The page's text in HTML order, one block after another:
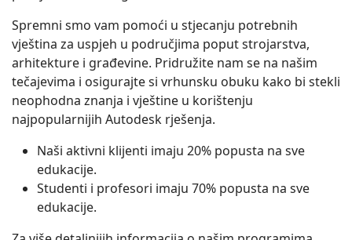
Spremni smo vam pomoći u stjecanju potrebnih
vještina za uspjeh u područjima poput strojarstva,
arhitekture i građevine. Pridružite nam se na našim
tečajevima i osigurajte si vrhunsku obuku kako bi stekli
neophodna znanja i vještine u korištenju
najpopularnijih Autodesk rješenja.
Naši aktivni klijenti imaju 20% popusta na sve
edukacije.
Studenti i profesori imaju 70% popusta na sve
edukacije.